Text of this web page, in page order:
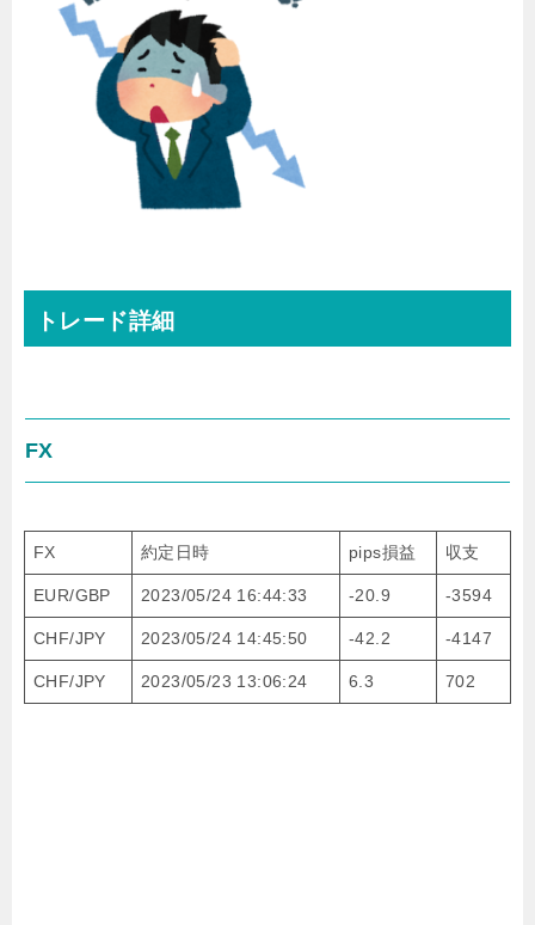
トレード詳細
FX
FX 約定日時 pips損益 収支
EUR/GBP 2023/05/24 16:44:33 -20.9 -3594
CHF/JPY 2023/05/24 14:45:50 -42.2 -4147
CHF/JPY 2023/05/23 13:06:24 6.3 702